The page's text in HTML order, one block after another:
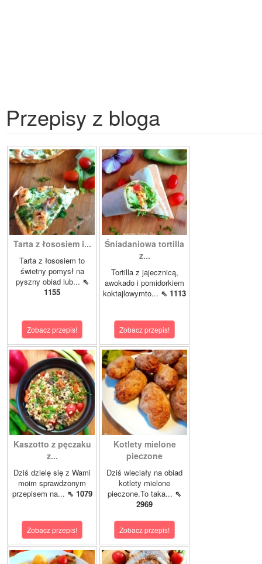
Przepisy z bloga
Tarta z łososiem i...
Tarta z łososiem to
świetny pomysł na
pyszny obiad lub... ⇖
1155
Zobacz przepis!
Śniadaniowa tortilla
z...
Tortilla z jajecznicą,
awokado i pomidorkiem
koktajlowymto... ⇖ 1113
Zobacz przepis!
Kaszotto z pęczaku
z...
Dziś dzielę się z Wami
moim sprawdzonym
przepisem na... ⇖ 1079
Zobacz przepis!
Kotlety mielone
pieczone
Dziś wleciały na obiad
kotlety mielone
pieczone.To taka... ⇖
2969
Zobacz przepis!